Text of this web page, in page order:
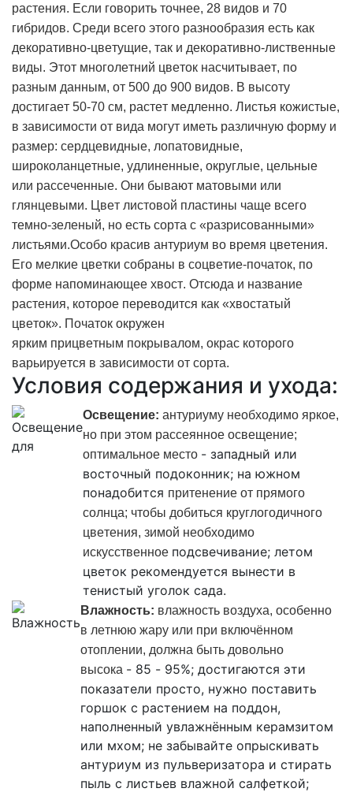
растения. Если говорить точнее, 28 видов и 70
гибридов. Среди всего этого разнообразия есть как
декоративно-цветущие, так и декоративно-лиственные
виды. Этот многолетний цветок насчитывает, по
разным данным, от 500 до 900 видов. В высоту
достигает 50-70 см, растет медленно. Листья кожистые,
в зависимости от вида могут иметь различную форму и
размер: сердцевидные, лопатовидные,
широколанцетные, удлиненные, округлые, цельные
или рассеченные. Они бывают матовыми или
глянцевыми. Цвет листовой пластины чаще всего
темно-зеленый, но есть сорта с «разрисованными»
листьями.Особо красив антуриум во время цветения.
Его мелкие цветки собраны в соцветие-початок, по
форме напоминающее хвост. Отсюда и название
растения, которое переводится как «хвостатый
цветок». Початок окружен
ярким прицветным покрывалом, окрас которого
варьируется в зависимости от сорта.
Условия содержания и ухода:
Освещение: антуриуму необходимо яркое,
но при этом рассеянное освещение;
оптимальное место - западный или
восточный подоконник; на южном
понадобится притенение от прямого
солнца; чтобы добиться круглогодичного
цветения, зимой необходимо
искусственное подсвечивание; летом
цветок рекомендуется вынести в
тенистый уголок сада.
Влажность: влажность воздуха, особенно
в летнюю жару или при включённом
отоплении, должна быть довольно
высока - 85 - 95%; достигаются эти
показатели просто, нужно поставить
горшок с растением на поддон,
наполненный увлажнённым керамзитом
или мхом; не забывайте опрыскивать
антуриум из пульверизатора и стирать
пыль с листьев влажной салфеткой;